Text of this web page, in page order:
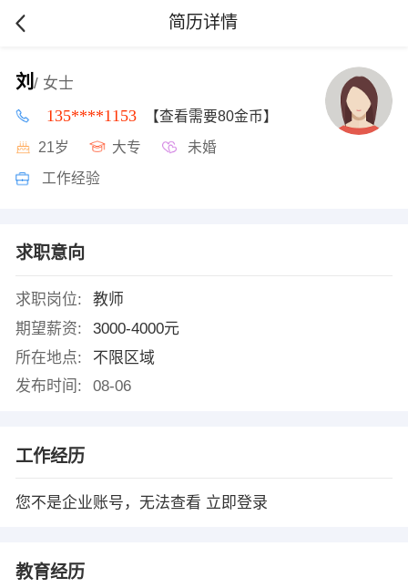
简历详情
刘 / 女士
135****1153 【查看需要80金币】
21岁 大专 未婚
工作经验
求职意向
求职岗位:
教师
期望薪资:
3000-4000元
所在地点:
不限区域
发布时间:
08-06
工作经历
您不是企业账号，无法查看 立即登录
教育经历